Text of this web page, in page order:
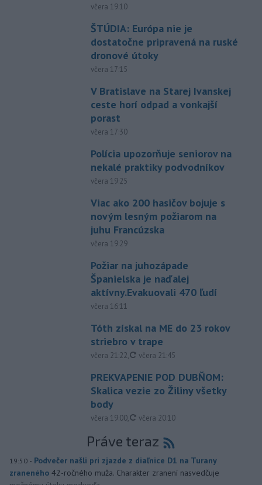
včera 19:10
ŠTÚDIA: Európa nie je
dostatočne pripravená na ruské
dronové útoky
včera 17:15
V Bratislave na Starej Ivanskej
ceste horí odpad a vonkajší
porast
včera 17:30
Polícia upozorňuje seniorov na
nekalé praktiky podvodníkov
včera 19:25
Viac ako 200 hasičov bojuje s
novým lesným požiarom na
juhu Francúzska
včera 19:29
Požiar na juhozápade
Španielska je naďalej
aktívny.Evakuovali 470 ľudí
včera 16:11
Tóth získal na ME do 23 rokov
striebro v trape
včera 21:22, aktualizované
včera 21:45
PREKVAPENIE POD DUBŇOM:
Skalica vezie zo Žiliny všetky
body
včera 19:00, aktualizované
včera 20:10
Práve teraz
19:50 - Podvečer našli pri zjazde z diaľnice D1 na Turany
zraneného 42-ročného muža. Charakter zranení nasvedčuje